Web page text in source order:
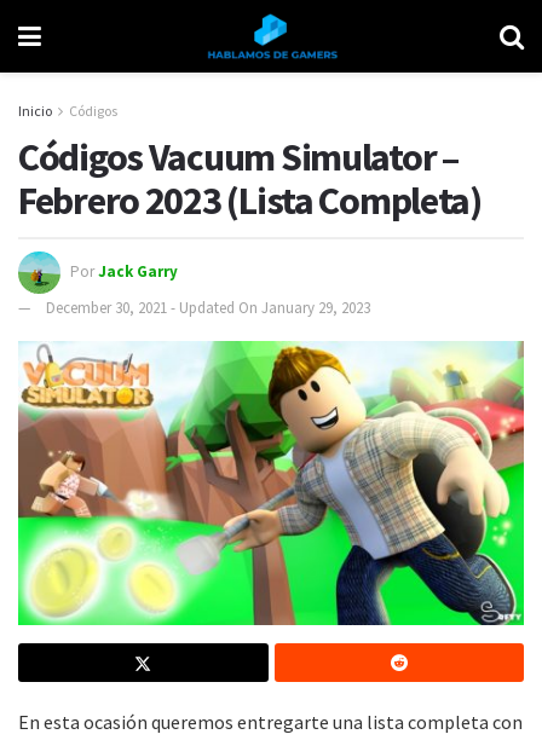
Inicio Códigos
Códigos Vacuum Simulator –
Febrero 2023 (Lista Completa)
PorJack Garry
December 30, 2021 - Updated On January 29, 2023
En esta ocasión queremos entregarte una lista completa con